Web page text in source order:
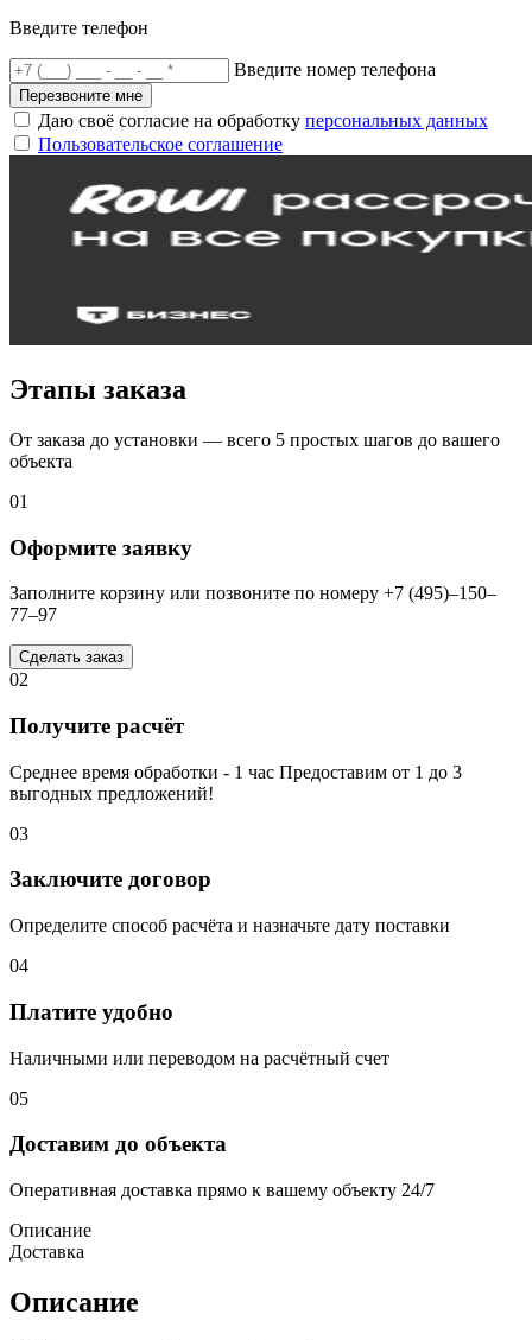
Введите телефон
Введите номер телефона
Перезвоните мне
Даю своё согласие на обработку персональных данных
Пользовательское соглашение
Этапы заказа
От заказа до установки — всего 5 простых шагов до вашего
объекта
01
Оформите заявку
Заполните корзину или позвоните по номеру +7 (495)–150–
77–97
Сделать заказ
02
Получите расчёт
Среднее время обработки - 1 час Предоставим от 1 до 3
выгодных предложений!
03
Заключите договор
Определите способ расчёта и назначьте дату поставки
04
Платите удобно
Наличными или переводом на расчётный счет
05
Доставим до объекта
Оперативная доставка прямо к вашему объекту 24/7
Описание
Доставка
Описание